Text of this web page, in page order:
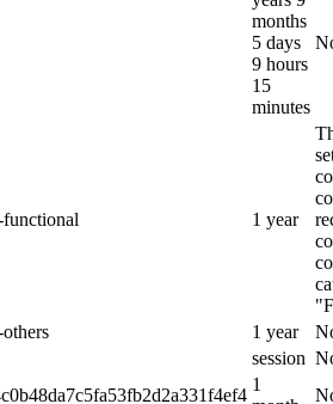
months
5 days
9 hours
15
minutes
1 year
1 year
session
1